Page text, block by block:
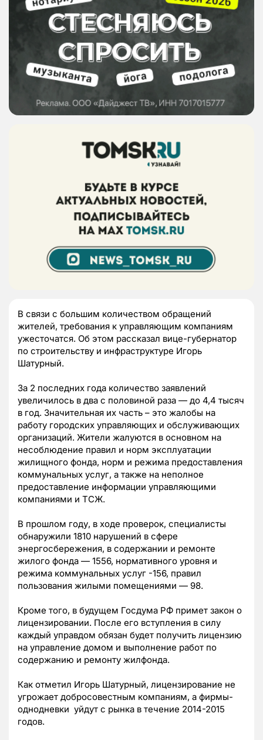
В связи с большим количеством обращений
жителей, требования к управляющим компаниям
ужесточатся. Об этом рассказал вице-губернатор
по строительству и инфраструктуре Игорь
Шатурный.
За 2 последних года количество заявлений
увеличилось в два с половиной раза — до 4,4 тысяч
в год. Значительная их часть – это жалобы на
работу городских управляющих и обслуживающих
организаций. Жители жалуются в основном на
несоблюдение правил и норм эксплуатации
жилищного фонда, норм и режима предоставления
коммунальных услуг, а также на неполное
предоставление информации управляющими
компаниями и ТСЖ.
В прошлом году, в ходе проверок, специалисты
обнаружили 1810 нарушений в сфере
энергосбережения, в содержании и ремонте
жилого фонда — 1556, нормативного уровня и
режима коммунальных услуг -156, правил
пользования жилыми помещениями — 98.
Кроме того, в будущем Госдума РФ примет закон о
лицензировании. После его вступления в силу
каждый управдом обязан будет получить лицензию
на управление домом и выполнение работ по
содержанию и ремонту жилфонда.
Как отметил Игорь Шатурный, лицензирование не
угрожает добросовестным компаниям, а фирмы-
однодневки уйдут с рынка в течение 2014-2015
годов.